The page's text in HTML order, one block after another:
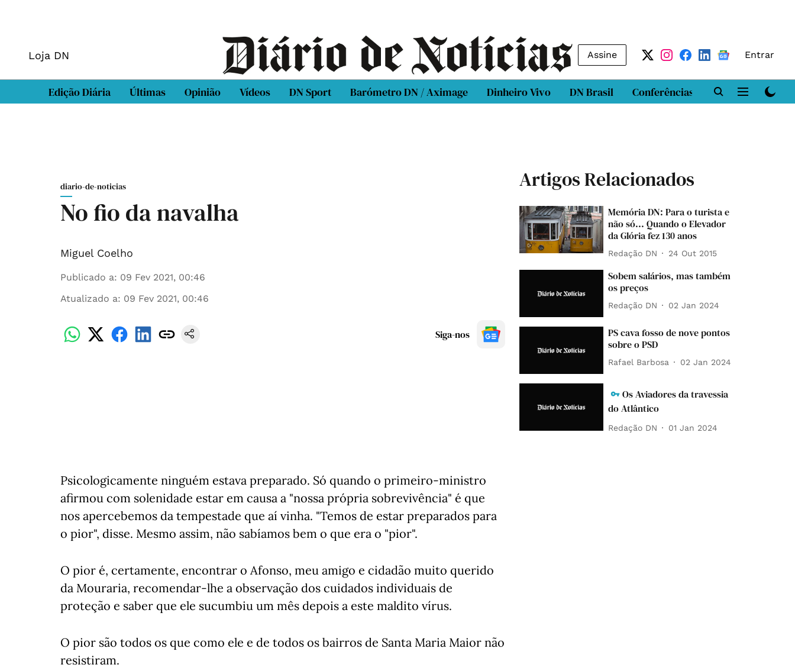
Loja DN Assine Entrar
Edição Diária Últimas Opinião Vídeos DN Sport Barómetro DN / Aximage Dinheiro Vivo DN Brasil Conferências DN LAB
diario-de-noticias
No fio da navalha
Miguel Coelho
Publicado a: 09 Fev 2021, 00:46
Atualizado a: 09 Fev 2021, 00:46
Siga-nos
Psicologicamente ninguém estava preparado. Só quando o primeiro-ministro
afirmou com solenidade estar em causa a "nossa própria sobrevivência" é que
nos apercebemos da tempestade que aí vinha. "Temos de estar preparados para
o pior", disse. Mesmo assim, não sabíamos bem o que era o "pior".
O pior é, certamente, encontrar o Afonso, meu amigo e cidadão muito querido
da Mouraria, recomendar-lhe a observação dos cuidados individuais de
proteção e saber que ele sucumbiu um mês depois a este maldito vírus.
O pior são todos os que como ele e de todos os bairros de Santa Maria Maior não
resistiram.
Artigos Relacionados
Memória DN: Para o turista e
não só... Quando o Elevador
da Glória fez 130 anos
Redação DN 24 Out 2015
Sobem salários, mas também
os preços
Redação DN 02 Jan 2024
PS cava fosso de nove pontos
sobre o PSD
Rafael Barbosa 02 Jan 2024
Os Aviadores da travessia
do Atlântico
Redação DN 01 Jan 2024